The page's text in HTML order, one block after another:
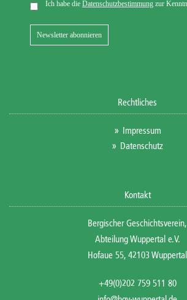
Rechtliches
Impressum
Datenschutz
Kontakt
Bergischer Geschichtsverein,
Abteilung Wuppertal e.V.
Hofaue 55, 42103 Wuppertal
+49(0)202 759 511 80